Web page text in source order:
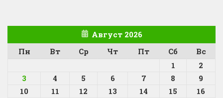
Август 2026
Пн
Вт Ср Чт Пт Сб
Вс
1
2
3
4 5 6 7 8
9
10
11 12 13 14 15
16